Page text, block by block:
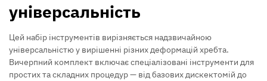
універсальність
Цей набір інструментів вирізняється надзвичайною
універсальністю у вирішенні різних деформацій хребта.
Вичерпний комплект включає спеціалізовані інструменти для
простих та складних процедур — від базових дискектомій до